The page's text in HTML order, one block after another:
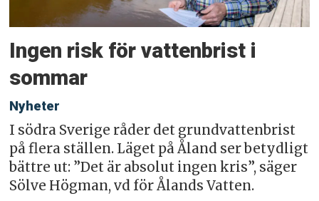
Ingen risk för vattenbrist i
sommar
Nyheter
I södra Sverige råder det grundvattenbrist
på flera ställen. Läget på Åland ser betydligt
bättre ut: ”Det är absolut ingen kris”, säger
Sölve Högman, vd för Ålands Vatten.